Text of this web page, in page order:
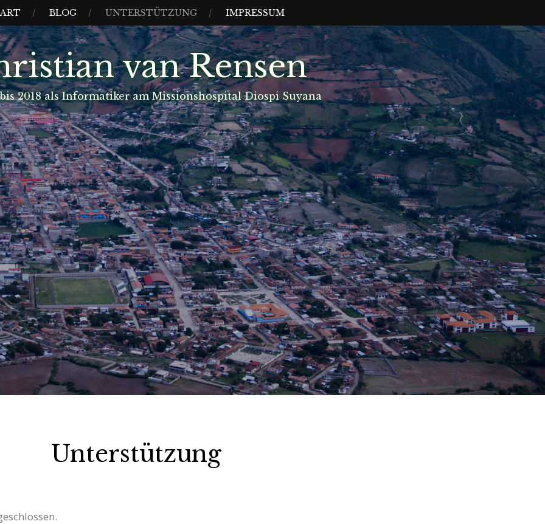
BLOG UNTERSTÜTZUNG IMPRESSUM
van Rensen
2018 als Informatiker am Missionshospital Diospi Suyana
Unterstützung